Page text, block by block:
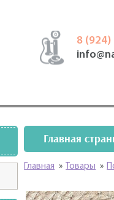
8 (924)
Главная
Главная » Товары »